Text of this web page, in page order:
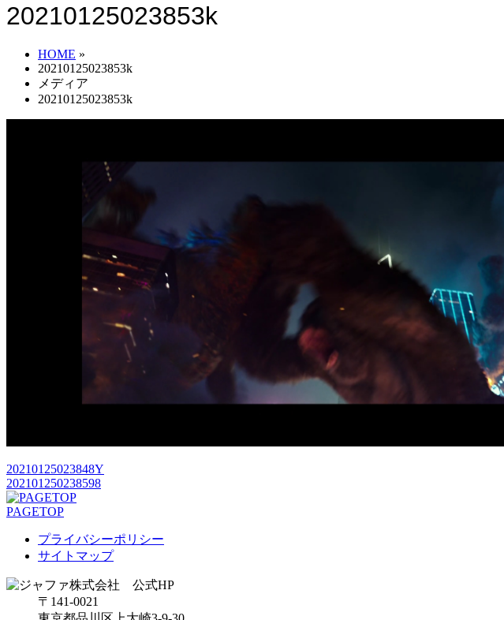
20210125023853k
HOME »
20210125023853k
メディア
20210125023853k
20210125023848Y
202101250238598
PAGETOP
プライバシーポリシー
サイトマップ
〒141-0021